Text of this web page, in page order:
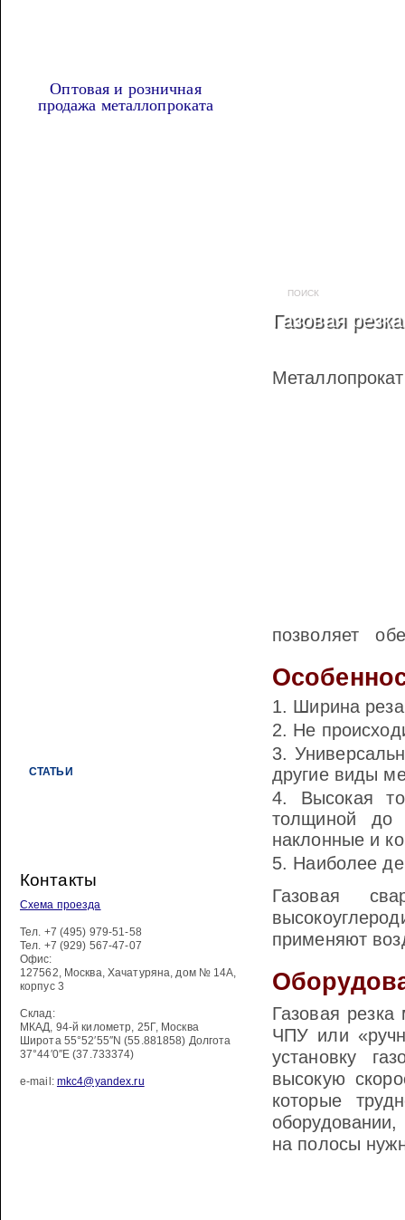
Оптовая и розничная
продажа металлопроката
СТАТЬИ
Контакты
Схема проезда
Тел. +7 (495) 979-51-58
Тел. +7 (929) 567-47-07
Офис:
127562, Москва, Хачатуряна, дом № 14А,
корпус 3
Склад:
МКАД, 94-й километр, 25Г, Москва
Широта 55°52′55″N (55.881858) Долгота
37°44′0″E (37.733374)
e-mail: mkc4@yandex.ru
Газовая
позволяет
Ширина
Не
другие виды
Высокая
толщиной до
наклонные и
Наиболее
Газовая
применяют
Газовая
ЧПУ или
установку
высокую
которые
на полосы